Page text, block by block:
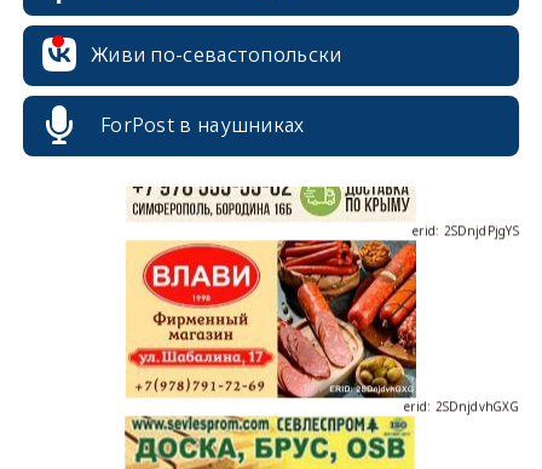
Живи по-севастопольски
ForPost в наушниках
erid: 2SDnjcrDNw6
erid: 2SDnjdPjgYS
erid: 2SDnjdvhGXG